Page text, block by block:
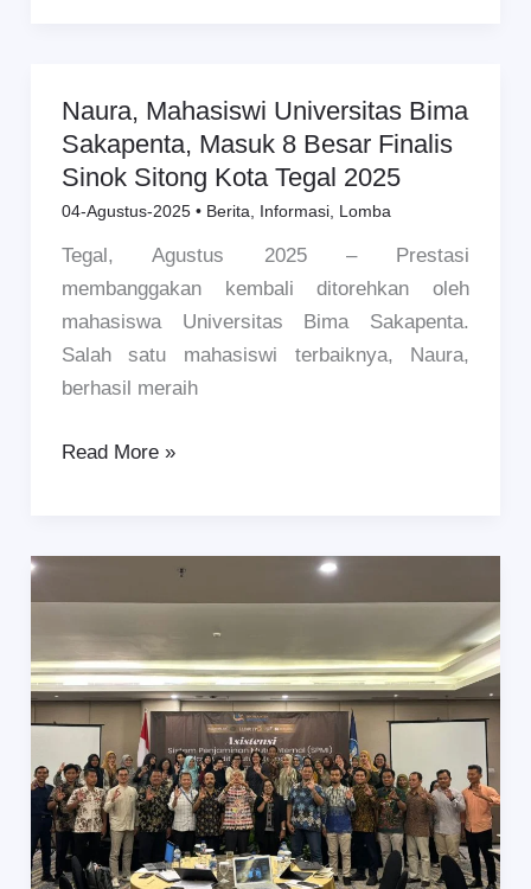
Tegal
Tahun
2025
Naura, Mahasiswi Universitas Bima
Sakapenta, Masuk 8 Besar Finalis
Sinok Sitong Kota Tegal 2025
04-Agustus-2025 • Berita, Informasi, Lomba
Tegal, Agustus 2025 – Prestasi
membanggakan kembali ditorehkan oleh
mahasiswa Universitas Bima Sakapenta.
Salah satu mahasiswi terbaiknya, Naura,
berhasil meraih
Naura,
Mahasiswi
Universitas
Bima
Sakapenta,
Masuk
Besar
Finalis
Sitong
Read More »
Ikuti
Asistensi
Sistem
Penjaminan
Mutu
Internal
dan
Audit
Mutu